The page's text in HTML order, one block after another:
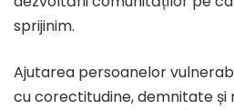
sprijinim.
Ajutarea persoanelor
cu corectitudine, demnitate